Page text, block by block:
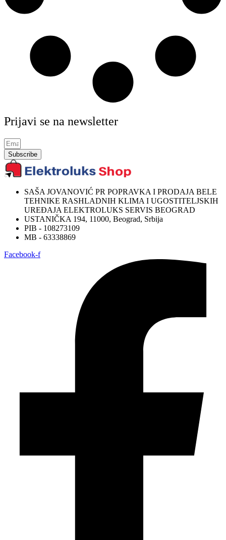
Prijavi se na newsletter
Subscribe
SAŠA JOVANOVIĆ PR POPRAVKA I PRODAJA BELE
TEHNIKE RASHLADNIH KLIMA I UGOSTITELJSKIH
UREĐAJA ELEKTROLUKS SERVIS BEOGRAD
USTANIČKA 194, 11000, Beograd, Srbija
PIB - 108273109
MB - 63338869
Facebook-f